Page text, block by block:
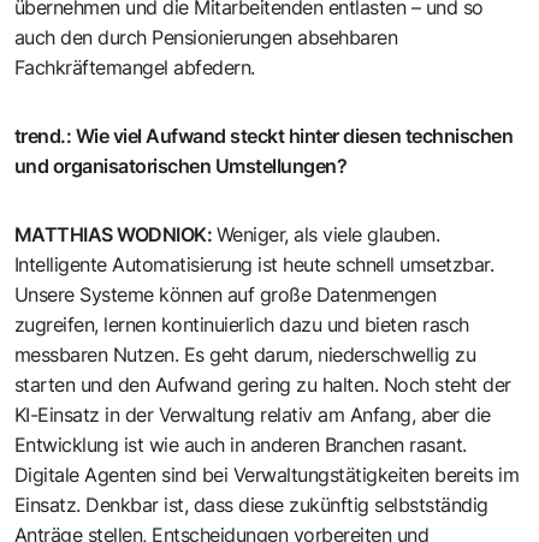
übernehmen und die Mitarbeitenden entlasten – und so
auch den durch Pensionierungen absehbaren
Fachkräftemangel abfedern.
trend.: Wie viel Aufwand steckt hinter diesen technischen
und organisatorischen Umstellungen?
MATTHIAS WODNIOK: Weniger, als viele glauben.
Intelligente Automatisierung ist heute schnell umsetzbar.
Unsere Systeme können auf große Datenmengen
zugreifen, lernen kontinuierlich dazu und bieten rasch
messbaren Nutzen. Es geht darum, niederschwellig zu
starten und den Aufwand gering zu halten. Noch steht der
KI-Einsatz in der Verwaltung relativ am Anfang, aber die
Entwicklung ist wie auch in anderen Branchen rasant.
Digitale Agenten sind bei Verwaltungstätigkeiten bereits im
Einsatz. Denkbar ist, dass diese zukünftig selbstständig
Anträge stellen, Entscheidungen vorbereiten und